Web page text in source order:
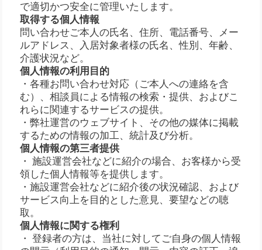
で適切かつ安全に管理いたします。
取得する個人情報
問い合わせご本人の氏名、住所、電話番号、メー
ルアドレス、入居対象者様の氏名、性別、年齢、
介護状況など。
個人情報の利用目的
・各種お問い合わせ対応（ご本人への連絡を含
む）、相談員による情報の検索・提供、およびこ
れらに関連するサービスの提供。
・弊社運営のウェブサイト、その他の媒体に掲載
するための情報の加工、統計及び分析。
個人情報の第三者提供
・ 施設運営会社などに紹介の場合、お客様から受
領した個人情報等を提供します。
・施設運営会社などに紹介後の状況確認、および
サービス向上を目的とした意見、要望などの聴
取。
個人情報に関する権利
・ 登録者の方は、当社に対してご自身の個人情報